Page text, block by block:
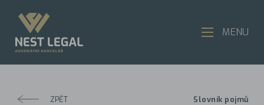
ZPĚT Slovník pojmů
MENU